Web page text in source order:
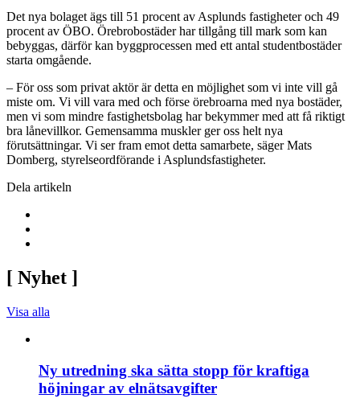
Det nya bolaget ägs till 51 procent av Asplunds fastigheter och 49
procent av ÖBO. Örebrobostäder har tillgång till mark som kan
bebyggas, därför kan byggprocessen med ett antal studentbostäder
starta omgående.
– För oss som privat aktör är detta en möjlighet som vi inte vill gå
miste om. Vi vill vara med och förse örebroarna med nya bostäder,
men vi som mindre fastighetsbolag har bekymmer med att få riktigt
bra lånevillkor. Gemensamma muskler ger oss helt nya
förutsättningar. Vi ser fram emot detta samarbete, säger Mats
Domberg, styrelseordförande i Asplundsfastigheter.
Dela artikeln
[ Nyhet ]
Visa alla
Ny utredning ska sätta stopp för kraftiga
höjningar av elnätsavgifter